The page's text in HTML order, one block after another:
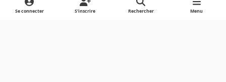
Light ModeDark ModeSystem Preference
Se connecter S’inscrire Rechercher Menu